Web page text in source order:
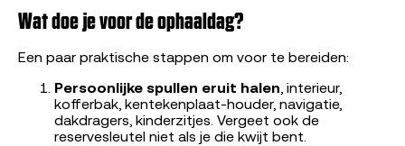
Wat doe je voor de ophaaldag?
Een paar praktische stappen om voor te bereiden:
Persoonlijke spullen eruit halen, interieur,
kofferbak, kentekenplaat-houder, navigatie,
dakdragers, kinderzitjes. Vergeet ook de
reservesleutel niet als je die kwijt bent.